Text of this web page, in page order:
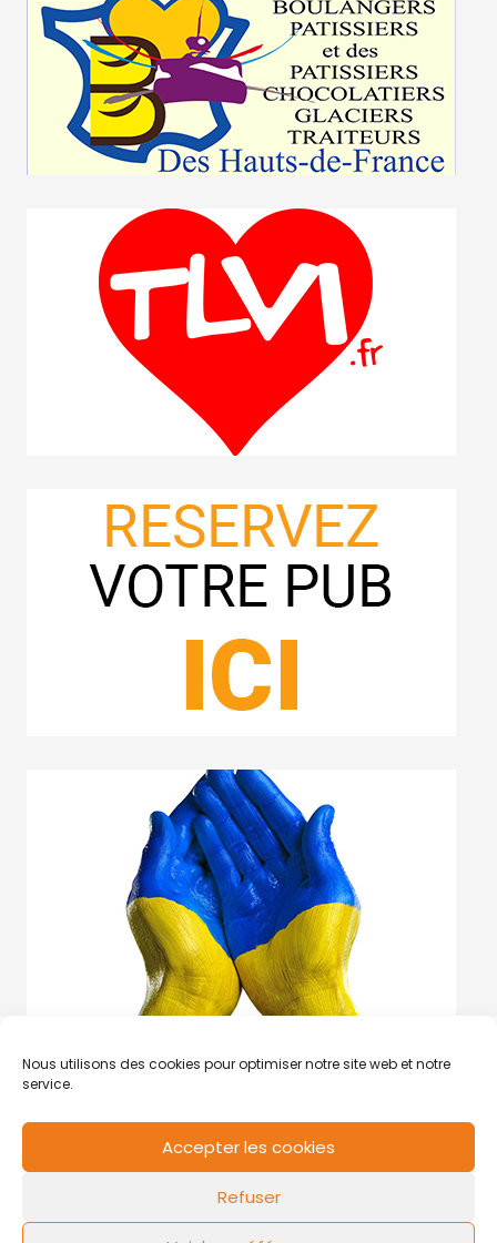
Nous utilisons des cookies pour optimiser notre site web et notre
service.
Accepter les cookies
Refuser
Mentions légales Politique de cookies
FLOW44